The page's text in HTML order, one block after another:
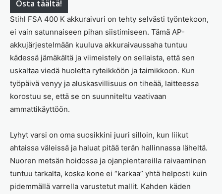
Osta täältä!
Stihl FSA 400 K akkuraivuri on tehty selvästi työntekoon,
ei vain satunnaiseen pihan siistimiseen. Tämä AP-
akkujärjestelmään kuuluva akkuraivaussaha tuntuu
kädessä jämäkältä ja viimeistely on sellaista, että sen
uskaltaa viedä huoletta ryteikköön ja taimikkoon. Kun
työpäivä venyy ja aluskasvillisuus on tiheää, laitteessa
korostuu se, että se on suunniteltu vaativaan
ammattikäyttöön.
Lyhyt varsi on oma suosikkini juuri silloin, kun liikut
ahtaissa väleissä ja haluat pitää terän hallinnassa läheltä.
Nuoren metsän hoidossa ja ojanpientareilla raivaaminen
tuntuu tarkalta, koska kone ei “karkaa” yhtä helposti kuin
pidemmällä varrella varustetut mallit. Kahden käden